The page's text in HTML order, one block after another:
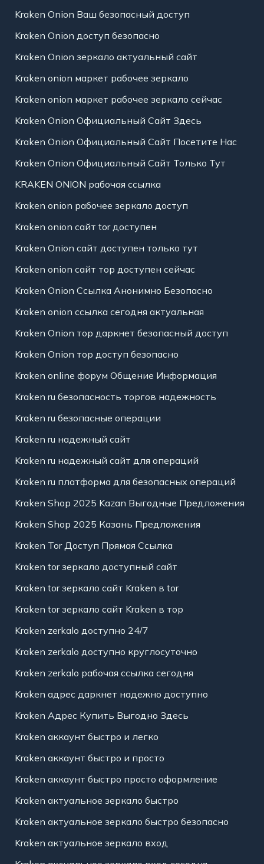
Kraken Onion Ваш безопасный доступ
Kraken Onion доступ безопасно
Kraken Onion зеркало актуальный сайт
Kraken onion маркет рабочее зеркало
Kraken onion маркет рабочее зеркало сейчас
Kraken Onion Официальный Сайт Здесь
Kraken Onion Официальный Сайт Посетите Нас
Kraken Onion Официальный Сайт Только Тут
KRAKEN ONION рабочая ссылка
Kraken onion рабочее зеркало доступ
Kraken onion сайт tor доступен
Kraken Onion сайт доступен только тут
Kraken onion сайт тор доступен сейчас
Kraken Onion Ссылка Анонимно Безопасно
Kraken onion ссылка сегодня актуальная
Kraken Onion тор даркнет безопасный доступ
Kraken Onion тор доступ безопасно
Kraken online форум Общение Информация
Kraken ru безопасность торгов надежность
Kraken ru безопасные операции
Kraken ru надежный сайт
Kraken ru надежный сайт для операций
Kraken ru платформа для безопасных операций
Kraken Shop 2025 Kazan Выгодные Предложения
Kraken Shop 2025 Казань Предложения
Kraken Tor Доступ Прямая Ссылка
Kraken tor зеркало доступный сайт
Kraken tor зеркало сайт Kraken в tor
Kraken tor зеркало сайт Kraken в тор
Kraken zerkalo доступно 24/7
Kraken zerkalo доступно круглосуточно
Kraken zerkalo рабочая ссылка сегодня
Kraken адрес даркнет надежно доступно
Kraken Адрес Купить Выгодно Здесь
Kraken аккаунт быстро и легко
Kraken аккаунт быстро и просто
Kraken аккаунт быстро просто оформление
Kraken актуальное зеркало быстро
Kraken актуальное зеркало быстро безопасно
Kraken актуальное зеркало вход